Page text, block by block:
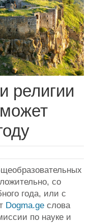
религии
со
года, или с
Dogma.ge слова
по науке и